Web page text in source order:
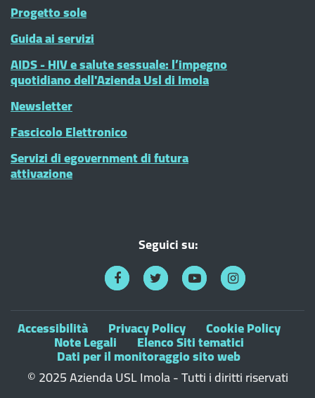
Progetto sole
Guida ai servizi
AIDS - HIV e salute sessuale: l’impegno
quotidiano dell'Azienda Usl di Imola
Newsletter
Fascicolo Elettronico
Servizi di egovernment di futura
attivazione
Seguici su:
Accessibilità Privacy Policy Cookie Policy
Note Legali Elenco Siti tematici
Dati per il monitoraggio sito web
© 2025 Azienda USL Imola - Tutti i diritti riservati